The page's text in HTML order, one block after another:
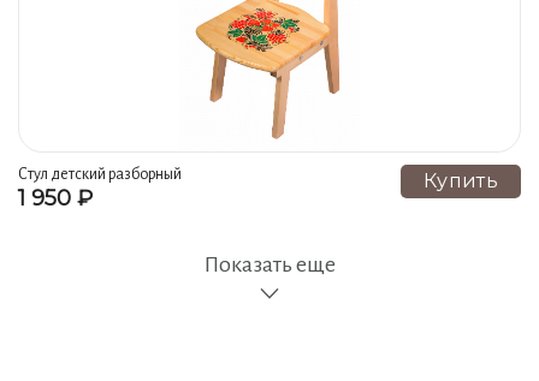
Стул детский разборный
1 950 ₽
Купить
Показать еще